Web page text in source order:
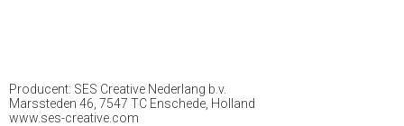
Producent: SES Creative Nederlang b.v.
Marssteden 46, 7547 TC Enschede, Holland
www.ses-creative.com